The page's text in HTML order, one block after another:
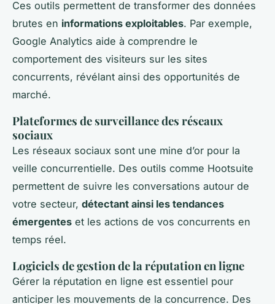
Ces outils permettent de transformer des données
brutes en informations exploitables. Par exemple,
Google Analytics aide à comprendre le
comportement des visiteurs sur les sites
concurrents, révélant ainsi des opportunités de
marché.
Plateformes de surveillance des réseaux
sociaux
Les réseaux sociaux sont une mine d’or pour la
veille concurrentielle. Des outils comme Hootsuite
permettent de suivre les conversations autour de
votre secteur, détectant ainsi les tendances
émergentes et les actions de vos concurrents en
temps réel.
Logiciels de gestion de la réputation en ligne
Gérer la réputation en ligne est essentiel pour
anticiper les mouvements de la concurrence. Des